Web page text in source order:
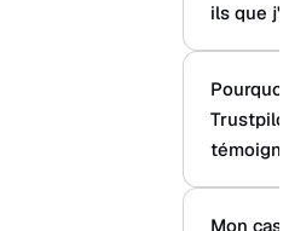
ils que
Mon cas